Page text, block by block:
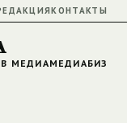
КОНТАКТЫ
В МЕДИА